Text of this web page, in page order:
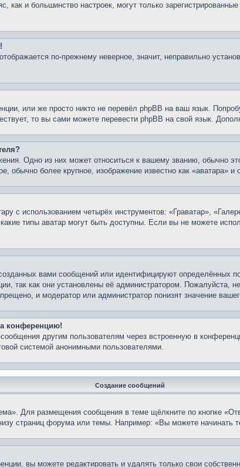
как и большинство настроек, могут только
по-прежнему неверное, значит, неправильно
или же просто никто не перевёл phpBB на ваш язык.
то вы сами можете перевести phpBB на свой язык.
Одно из них может относиться к вашему званию, обычно
более крупное, изображение известно как «аватара» и
с использованием четырёх инструментов: «Граватар»,
типы аватар могут быть доступны. Если вы не можете
вами сообщений или идентифицируют определённых
так как они установлены её администратором. Пожалуйста,
и модератор или администратор понизят значение
конференцию!
сообщения другим пользователям через встроенную в
системой анонимными пользователями.
Создание сообщений
Для размещения сообщения в теме щёлкните по кнопке
страниц форума или темы. Например: «Вы можете начинать
вы можете редактировать и удалять только свои